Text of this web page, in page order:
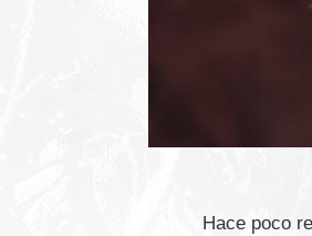
Hace poco